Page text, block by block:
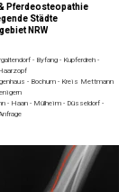
Pferdeosteopathie
Städte
NRW
- Byfang - Kupferdreh -
- Bochum - Kreis Mettmann
- Haan - Mülheim - Düsseldorf -